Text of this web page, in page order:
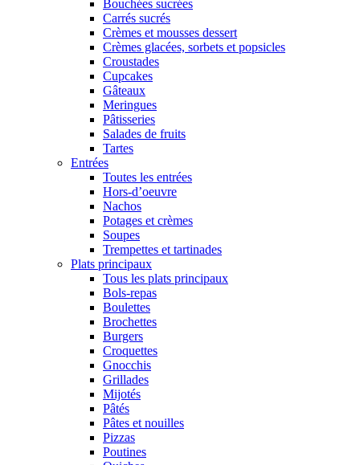
Bouchées sucrées
Carrés sucrés
Crèmes et mousses dessert
Crèmes glacées, sorbets et popsicles
Croustades
Cupcakes
Gâteaux
Meringues
Pâtisseries
Salades de fruits
Tartes
Entrées
Toutes les entrées
Hors-d’oeuvre
Nachos
Potages et crèmes
Soupes
Trempettes et tartinades
Plats principaux
Tous les plats principaux
Bols-repas
Boulettes
Brochettes
Burgers
Croquettes
Gnocchis
Grillades
Mijotés
Pâtés
Pâtes et nouilles
Pizzas
Poutines